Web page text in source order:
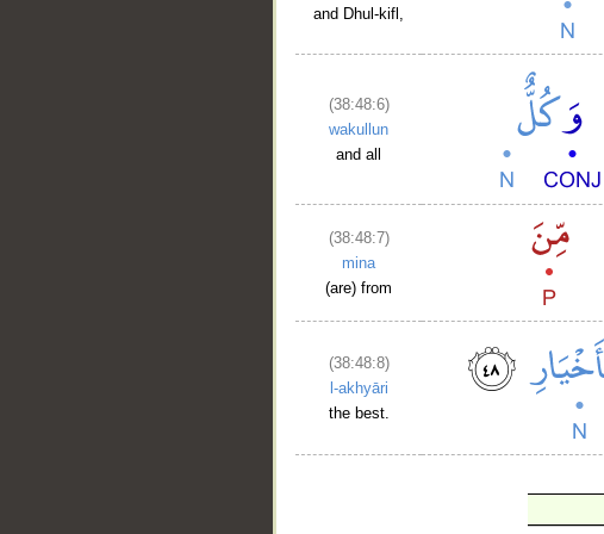
and Dhul-kifl,
(38:48:6)
wakullun
and all
(38:48:7)
mina
(are) from
(38:48:8)
l-akhyāri
the best.